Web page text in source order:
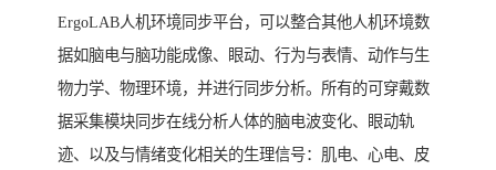
ErgoLAB人机环境同步平台，可以整合其他人机环境数
据如脑电与脑功能成像、眼动、行为与表情、动作与生
物力学、物理环境，并进行同步分析。所有的可穿戴数
据采集模块同步在线分析人体的脑电波变化、眼动轨
迹、以及与情绪变化相关的生理信号：肌电、心电、皮